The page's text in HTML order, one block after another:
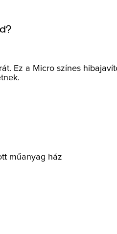
Ez a Micro színes
műanyag ház